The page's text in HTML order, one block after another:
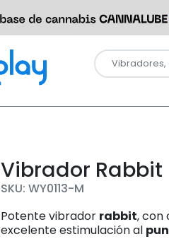
Vibrador Rabbit
SKU: WY0113-M
Potente vibrador rabbit, con
excelente estimulación al